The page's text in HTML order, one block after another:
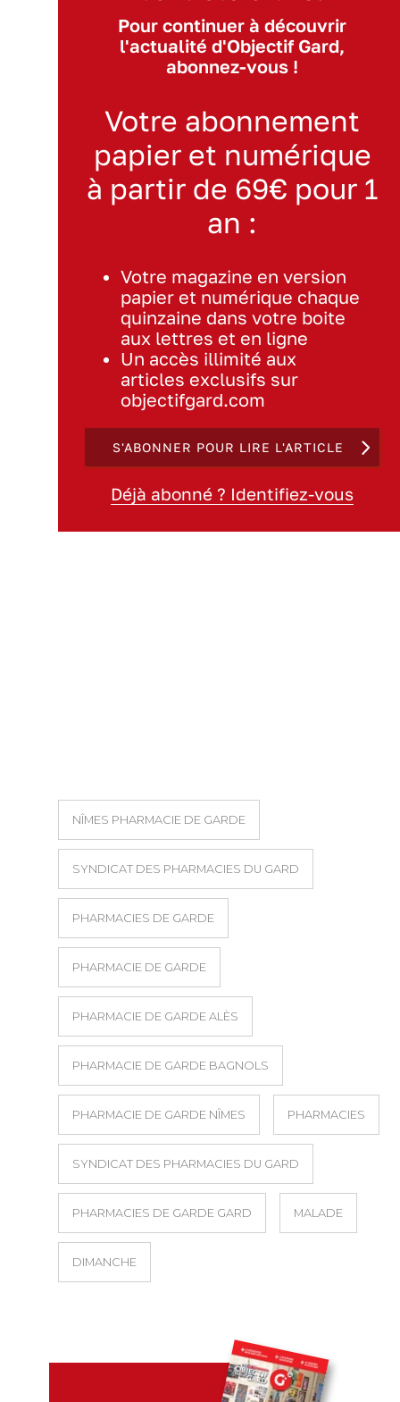
Pour continuer à découvrir
l'actualité d'Objectif Gard,
abonnez-vous !
Votre abonnement
papier et numérique
à partir de 69€ pour 1
an :
Votre magazine en version
papier et numérique chaque
quinzaine dans votre boite
aux lettres et en ligne
Un accès illimité aux
articles exclusifs sur
objectifgard.com
S'ABONNER POUR LIRE L'ARTICLE
Déjà abonné ? Identifiez-vous
NÎMES PHARMACIE DE GARDE
SYNDICAT DES PHARMACIES DU GARD
PHARMACIES DE GARDE
PHARMACIE DE GARDE
PHARMACIE DE GARDE ALÈS
PHARMACIE DE GARDE BAGNOLS
PHARMACIE DE GARDE NÎMES PHARMACIES
SYNDICAT DES PHARMACIES DU GARD
PHARMACIES DE GARDE GARD MALADE
DIMANCHE